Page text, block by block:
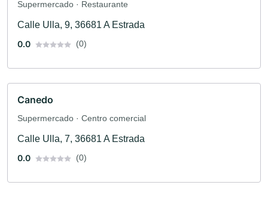
Supermercado · Restaurante
Calle Ulla, 9, 36681 A Estrada
0.0
(0)
Canedo
Supermercado · Centro comercial
Calle Ulla, 7, 36681 A Estrada
0.0
(0)